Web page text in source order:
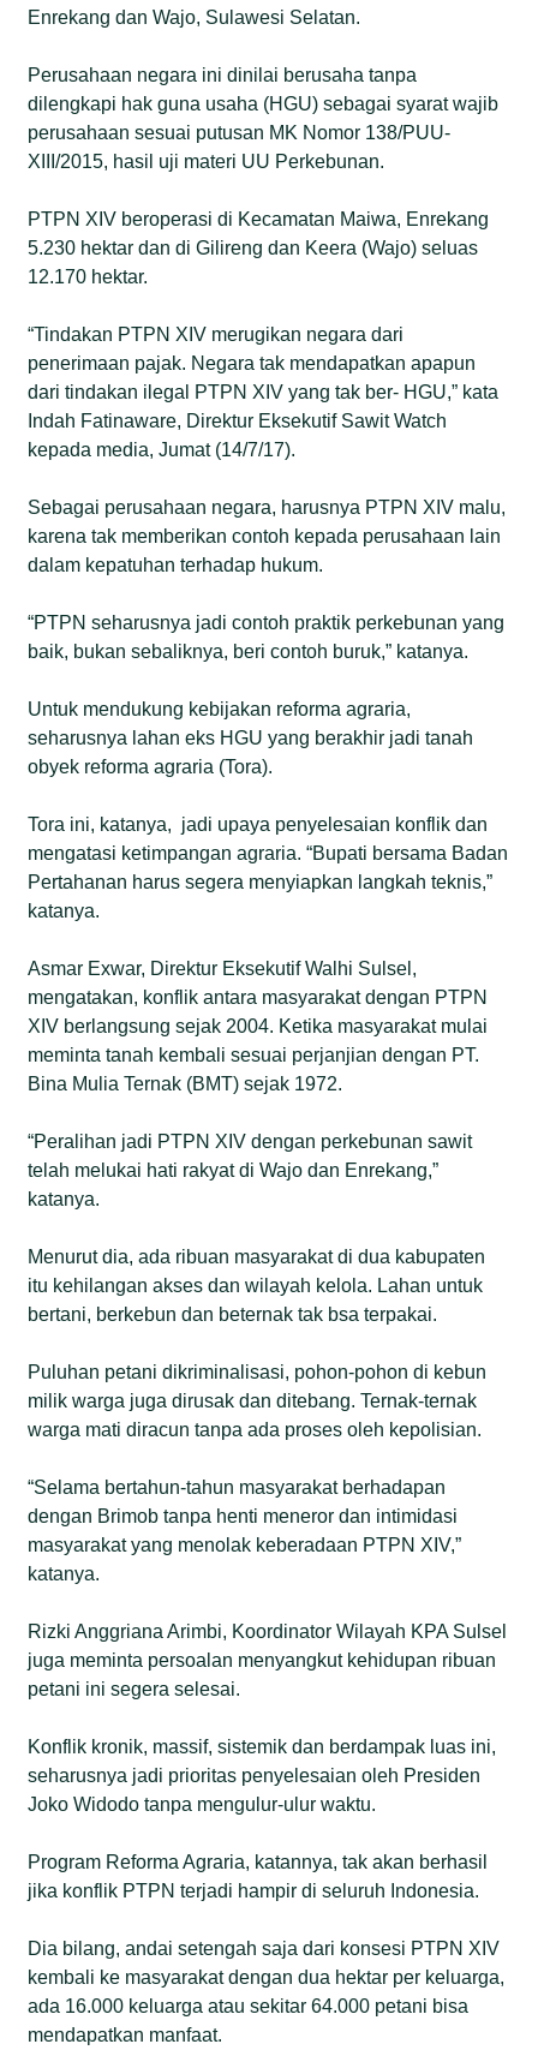
Enrekang dan Wajo, Sulawesi Selatan.
Perusahaan negara ini dinilai berusaha tanpa
dilengkapi hak guna usaha (HGU) sebagai syarat wajib
perusahaan sesuai putusan MK Nomor 138/PUU-
XIII/2015, hasil uji materi UU Perkebunan.
PTPN XIV beroperasi di Kecamatan Maiwa, Enrekang
5.230 hektar dan di Gilireng dan Keera (Wajo) seluas
12.170 hektar.
“Tindakan PTPN XIV merugikan negara dari
penerimaan pajak. Negara tak mendapatkan apapun
dari tindakan ilegal PTPN XIV yang tak ber- HGU,” kata
Indah Fatinaware, Direktur Eksekutif Sawit Watch
kepada media, Jumat (14/7/17).
Sebagai perusahaan negara, harusnya PTPN XIV malu,
karena tak memberikan contoh kepada perusahaan lain
dalam kepatuhan terhadap hukum.
“PTPN seharusnya jadi contoh praktik perkebunan yang
baik, bukan sebaliknya, beri contoh buruk,” katanya.
Untuk mendukung kebijakan reforma agraria,
seharusnya lahan eks HGU yang berakhir jadi tanah
obyek reforma agraria (Tora).
Tora ini, katanya, jadi upaya penyelesaian konflik dan
mengatasi ketimpangan agraria. “Bupati bersama Badan
Pertahanan harus segera menyiapkan langkah teknis,”
katanya.
Asmar Exwar, Direktur Eksekutif Walhi Sulsel,
mengatakan, konflik antara masyarakat dengan PTPN
XIV berlangsung sejak 2004. Ketika masyarakat mulai
meminta tanah kembali sesuai perjanjian dengan PT.
Bina Mulia Ternak (BMT) sejak 1972.
“Peralihan jadi PTPN XIV dengan perkebunan sawit
telah melukai hati rakyat di Wajo dan Enrekang,”
katanya.
Menurut dia, ada ribuan masyarakat di dua kabupaten
itu kehilangan akses dan wilayah kelola. Lahan untuk
bertani, berkebun dan beternak tak bsa terpakai.
Puluhan petani dikriminalisasi, pohon-pohon di kebun
milik warga juga dirusak dan ditebang. Ternak-ternak
warga mati diracun tanpa ada proses oleh kepolisian.
“Selama bertahun-tahun masyarakat berhadapan
dengan Brimob tanpa henti meneror dan intimidasi
masyarakat yang menolak keberadaan PTPN XIV,”
katanya.
Rizki Anggriana Arimbi, Koordinator Wilayah KPA Sulsel
juga meminta persoalan menyangkut kehidupan ribuan
petani ini segera selesai.
Konflik kronik, massif, sistemik dan berdampak luas ini,
seharusnya jadi prioritas penyelesaian oleh Presiden
Joko Widodo tanpa mengulur-ulur waktu.
Program Reforma Agraria, katannya, tak akan berhasil
jika konflik PTPN terjadi hampir di seluruh Indonesia.
Dia bilang, andai setengah saja dari konsesi PTPN XIV
kembali ke masyarakat dengan dua hektar per keluarga,
ada 16.000 keluarga atau sekitar 64.000 petani bisa
mendapatkan manfaat.